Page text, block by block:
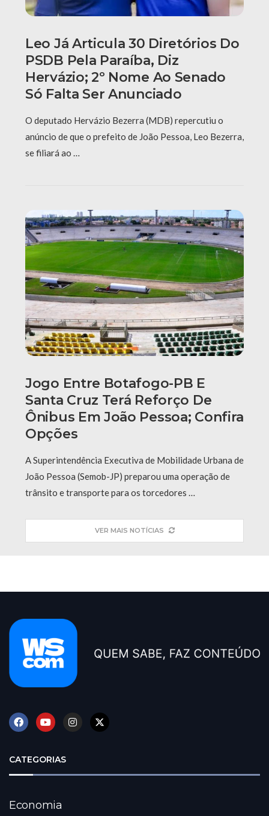
Leo Já Articula 30 Diretórios Do
PSDB Pela Paraíba, Diz
Hervázio; 2º Nome Ao Senado
Só Falta Ser Anunciado
O deputado Hervázio Bezerra (MDB) repercutiu o
anúncio de que o prefeito de João Pessoa, Leo Bezerra,
se filiará ao …
Jogo Entre Botafogo-PB E
Santa Cruz Terá Reforço De
Ônibus Em João Pessoa; Confira
Opções
A Superintendência Executiva de Mobilidade Urbana de
João Pessoa (Semob-JP) preparou uma operação de
trânsito e transporte para os torcedores …
VER MAIS NOTÍCIAS
CATEGORIAS
Economia